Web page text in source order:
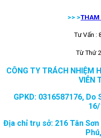
>> >THAM
Tư Vấn :
Từ Thứ
CÔNG TY TRÁCH NHIỆM
VIỄN
GPKD: 0316587176,
Địa chỉ trụ sở: 216 Tân